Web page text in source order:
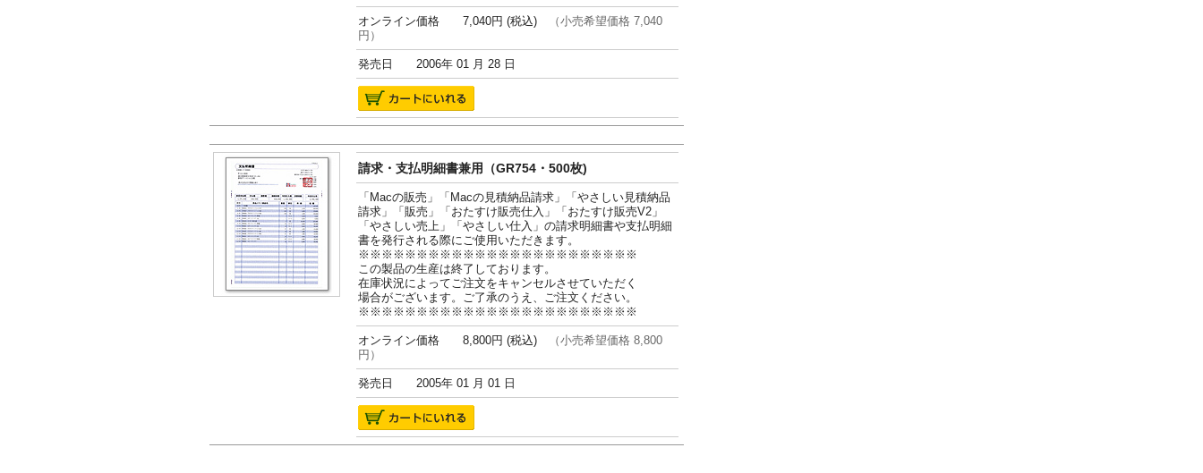
オンライン価格 7,040円 (税込)
（小売希望価格 7,040
円）
発売日 2006年 01 月 28 日
請求・支払明細書兼用（GR754・500枚)
「Macの販売」「Macの見積納品請求」「やさしい見積納品
請求」「販売」「おたすけ販売仕入」「おたすけ販売V2」
「やさしい売上」「やさしい仕入」の請求明細書や支払明細
書を発行される際にご使用いただきます。
※※※※※※※※※※※※※※※※※※※※※※※※
この製品の生産は終了しております。
在庫状況によってご注文をキャンセルさせていただく
場合がございます。ご了承のうえ、ご注文ください。
※※※※※※※※※※※※※※※※※※※※※※※※
オンライン価格 8,800円 (税込)
（小売希望価格 8,800
円）
発売日 2005年 01 月 01 日